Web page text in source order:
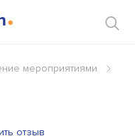
мероприятиями
отзыв